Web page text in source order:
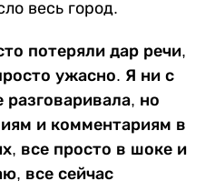
весь город.
потеряли дар речи,
ужасно. Я ни с
но
и комментариям в
все просто в шоке и
все сейчас